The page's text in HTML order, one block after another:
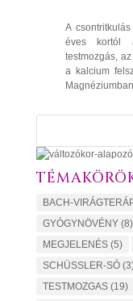
A
éves kortól
testmozgás,
a kalcium
BACH-
GYÓGYNÖVÉNY(8)
MEGJELENÉS(5)
SCHÜSSLER-SÓ
TESTMOZGAS(19)